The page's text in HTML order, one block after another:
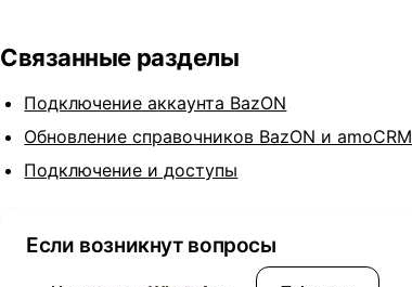
Связанные разделы
Подключение аккаунта BazON
Обновление справочников BazON и amoCRM
Подключение и доступы
Если возникнут вопросы